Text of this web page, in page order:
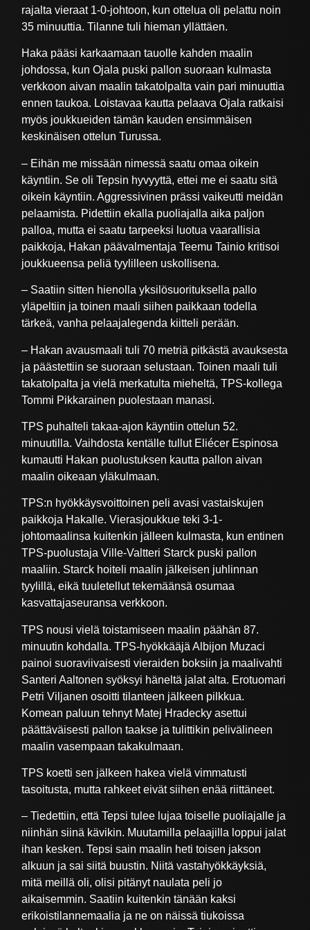
rajalta vieraat 1-0-johtoon, kun ottelua oli pelattu noin
35 minuuttia. Tilanne tuli hieman yllättäen.
Haka pääsi karkaamaan tauolle kahden maalin
johdossa, kun Ojala puski pallon suoraan kulmasta
verkkoon aivan maalin takatolpalta vain pari minuuttia
ennen taukoa. Loistavaa kautta pelaava Ojala ratkaisi
myös joukkueiden tämän kauden ensimmäisen
keskinäisen ottelun Turussa.
– Eihän me missään nimessä saatu omaa oikein
käyntiin. Se oli Tepsin hyvyyttä, ettei me ei saatu sitä
oikein käyntiin. Aggressivinen prässi vaikeutti meidän
pelaamista. Pidettiin ekalla puoliajalla aika paljon
palloa, mutta ei saatu tarpeeksi luotua vaarallisia
paikkoja, Hakan päävalmentaja Teemu Tainio kritisoi
joukkueensa peliä tyylilleen uskollisena.
– Saatiin sitten hienolla yksilösuorituksella pallo
yläpeltiin ja toinen maali siihen paikkaan todella
tärkeä, vanha pelaajalegenda kiitteli perään.
– Hakan avausmaali tuli 70 metriä pitkästä avauksesta
ja päästettiin se suoraan selustaan. Toinen maali tuli
takatolpalta ja vielä merkatulta mieheltä, TPS-kollega
Tommi Pikkarainen puolestaan manasi.
TPS puhalteli takaa-ajon käyntiin ottelun 52.
minuutilla. Vaihdosta kentälle tullut Eliécer Espinosa
kumautti Hakan puolustuksen kautta pallon aivan
maalin oikeaan yläkulmaan.
TPS:n hyökkäysvoittoinen peli avasi vastaiskujen
paikkoja Hakalle. Vierasjoukkue teki 3-1-
johtomaalinsa kuitenkin jälleen kulmasta, kun entinen
TPS-puolustaja Ville-Valtteri Starck puski pallon
maaliin. Starck hoiteli maalin jälkeisen juhlinnan
tyylillä, eikä tuuletellut tekemäänsä osumaa
kasvattajaseuransa verkkoon.
TPS nousi vielä toistamiseen maalin päähän 87.
minuutin kohdalla. TPS-hyökkääjä Albijon Muzaci
painoi suoraviivaisesti vieraiden boksiin ja maalivahti
Santeri Aaltonen syöksyi häneltä jalat alta. Erotuomari
Petri Viljanen osoitti tilanteen jälkeen pilkkua.
Komean paluun tehnyt Matej Hradecky asettui
päättäväisesti pallon taakse ja tulittikin pelivälineen
maalin vasempaan takakulmaan.
TPS koetti sen jälkeen hakea vielä vimmatusti
tasoitusta, mutta rahkeet eivät siihen enää riittäneet.
– Tiedettiin, että Tepsi tulee lujaa toiselle puoliajalle ja
niinhän siinä kävikin. Muutamilla pelaajilla loppui jalat
ihan kesken. Tepsi sain maalin heti toisen jakson
alkuun ja sai siitä buustin. Niitä vastahyökkäyksiä,
mitä meillä oli, olisi pitänyt naulata peli jo
aikaisemmin. Saatiin kuitenkin tänään kaksi
erikoistilannemaalia ja ne on näissä tiukoissa